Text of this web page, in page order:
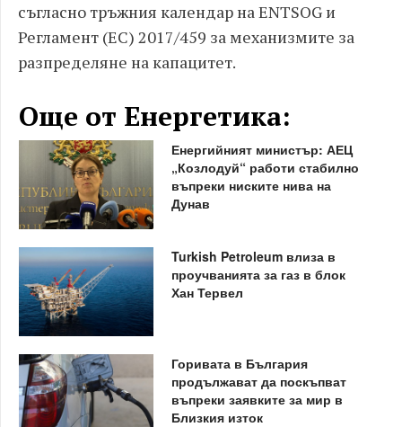
съгласно тръжния календар на ENTSOG и
Регламент (ЕС) 2017/459 за механизмите за
разпределяне на капацитет.
Още от Енергетика:
Енергийният министър: АЕЦ
„Козлодуй“ работи стабилно
въпреки ниските нива на
Дунав
Turkish Petroleum влиза в
проучванията за газ в блок
Хан Тервел
Горивата в България
продължават да поскъпват
въпреки заявките за мир в
Близкия изток